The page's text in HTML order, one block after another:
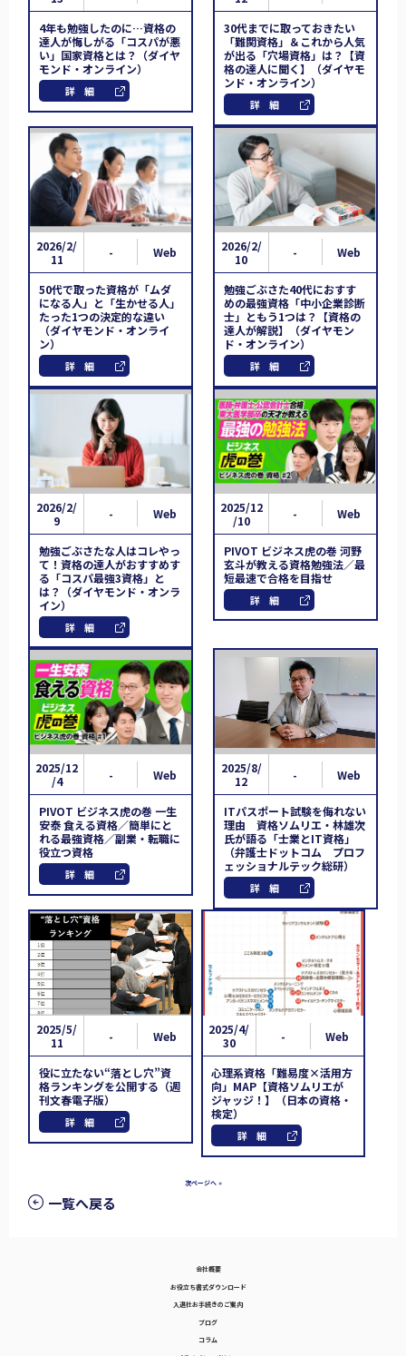
4年も勉強したのに…資格の
達人が悔しがる「コスパが悪
い」国家資格とは？（ダイヤ
モンド・オンライン）
詳細
30代までに取っておきたい
「難関資格」＆これから人気
が出る「穴場資格」は？【資
格の達人に聞く】（ダイヤモ
ンド・オンライン）
詳細
2026/2/
11
- Web
50代で取った資格が「ムダ
になる人」と「生かせる人」
たった1つの決定的な違い
（ダイヤモンド・オンライ
ン）
詳細
2026/2/
10
- Web
勉強ごぶさた40代におすす
めの最強資格「中小企業診断
士」ともう1つは？【資格の
達人が解説】（ダイヤモン
ド・オンライン）
詳細
2026/2/
9
- Web
勉強ごぶさたな人はコレやっ
て！資格の達人がおすすめす
る「コスパ最強3資格」と
は？（ダイヤモンド・オンラ
イン）
詳細
2025/12
/10
- Web
PIVOT ビジネス虎の巻 河野
玄斗が教える資格勉強法／最
短最速で合格を目指せ
詳細
2025/12
/4
- Web
PIVOT ビジネス虎の巻 一生
安泰 食える資格／簡単にと
れる最強資格／副業・転職に
役立つ資格
詳細
2025/8/
12
- Web
ITパスポート試験を侮れない
理由 資格ソムリエ・林雄次
氏が語る「士業とIT資格」
（弁護士ドットコム プロフ
ェッショナルテック総研）
詳細
2025/5/
11
- Web
役に立たない“落とし穴”資
格ランキングを公開する（週
刊文春電子版）
詳細
2025/4/
30
- Web
心理系資格「難易度×活用方
向」MAP【資格ソムリエが
ジャッジ！】（日本の資格・
検定）
詳細
次ページへ »
一覧へ戻る
会社概要
お役立ち書式ダウンロード
入退社お手続きのご案内
ブログ
コラム